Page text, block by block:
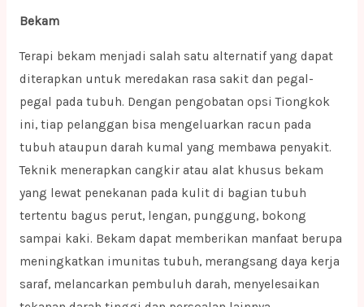
Bekam
Terapi bekam menjadi salah satu alternatif yang dapat
diterapkan untuk meredakan rasa sakit dan pegal-
pegal pada tubuh. Dengan pengobatan opsi Tiongkok
ini, tiap pelanggan bisa mengeluarkan racun pada
tubuh ataupun darah kumal yang membawa penyakit.
Teknik menerapkan cangkir atau alat khusus bekam
yang lewat penekanan pada kulit di bagian tubuh
tertentu bagus perut, lengan, punggung, bokong
sampai kaki. Bekam dapat memberikan manfaat berupa
meningkatkan imunitas tubuh, merangsang daya kerja
saraf, melancarkan pembuluh darah, menyelesaikan